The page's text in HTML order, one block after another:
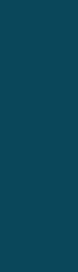
oleh Pemeriksa
dimaksud
oleh pemeriksa
Pasal 20 dan
terkait merek
ditolak karena
keseluruhannya.
kita “diusulkan”
menerima surat
merek dari
keberatan
karena “usulan”
final. artinya kita
atas usulan
bukti-bukti yang
kita layak untuk
di daftarkan
keberatan atas
pengajuannya,
sejak tanggal